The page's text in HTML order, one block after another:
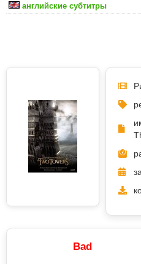
английские субтитры
Bad